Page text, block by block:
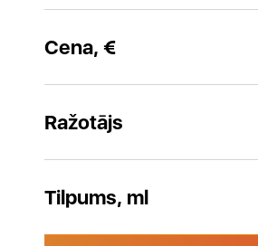
Cena, €
Ražotājs
Tilpums, ml